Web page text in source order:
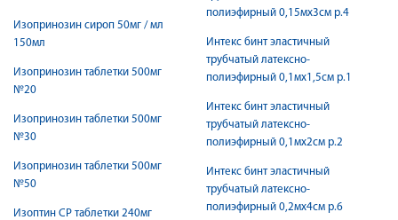
Изопринозин сироп 50мг / мл
150мл
Изопринозин таблетки 500мг
№20
Изопринозин таблетки 500мг
№30
Изопринозин таблетки 500мг
№50
Изоптин СР таблетки 240мг
полиэфирный 0,15мх3см р.4
Интекс бинт эластичный
трубчатый латексно-
полиэфирный 0,1мх1,5см р.1
Интекс бинт эластичный
трубчатый латексно-
полиэфирный 0,1мх2см р.2
Интекс бинт эластичный
трубчатый латексно-
полиэфирный 0,2мх4см р.6